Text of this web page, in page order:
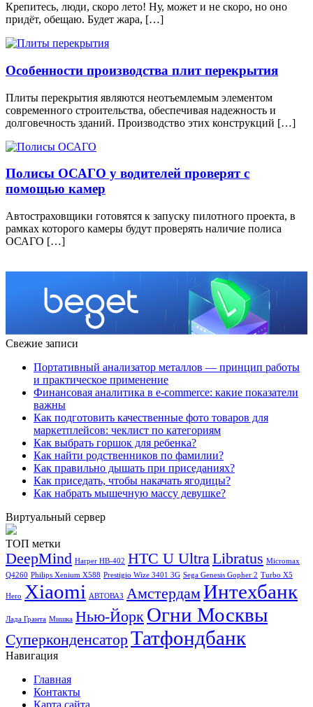
Крепитесь, люди, скоро лето! Ну, может и не скоро, но оно
придёт, обещаю. Будет жара, […]
Особенности производства плит перекрытия
Плиты перекрытия являются неотъемлемым элементом
современного строительства, обеспечивая надежность и
долговечность зданий. Производство этих конструкций […]
Полисы ОСАГО у водителей проверят с
помощью камер
Автостраховщики готовятся к запуску пилотного проекта, в
рамках которого камеры будут проверять наличие полиса
ОСАГО […]
Свежие записи
Портативный анализатор металлов — принцип работы
и практическое применение
Финансовая аналитика в e-commerce: какие показатели
важны
Как подготовить качественные фото товаров для
маркетплейсов: чеклист по категориям
Как выбрать горшок для ребенка?
Как найти родственников по фамилии?
Как правильно дышать при приседаниях?
Как приседать, чтобы накачать ягодицы?
Как набрать мышечную массу девушке?
Виртуальный сервер
ТОП метки
DeepMind Harper HB-402 HTC U UltraLibratus Micromax
Q4260 Philips Xenium X588 Prestigio Wize 3401 3G Sega Genesis Gopher 2 Turbo X5
Hero Xiaomi АВТОВАЗ АмстердамИнтехбанк
Лада Гранта Мишка Нью-Йорк Огни Москвы
СуперконденсаторТатфондбанк
Навигация
Главная
Контакты
Карта сайта